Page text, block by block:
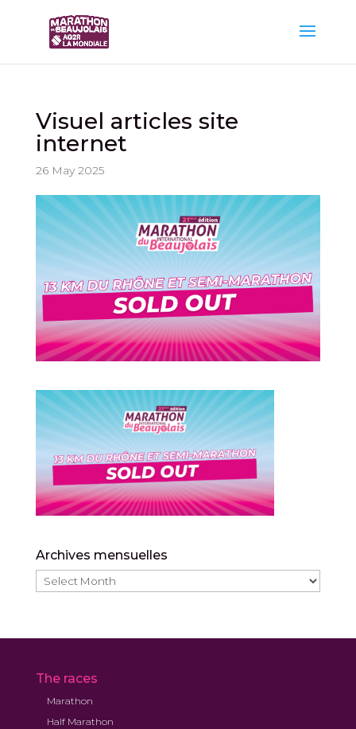
Visuel articles site
internet
26 May 2025
Archives mensuelles
Archives
mensuelles
The races
Marathon
Half Marathon